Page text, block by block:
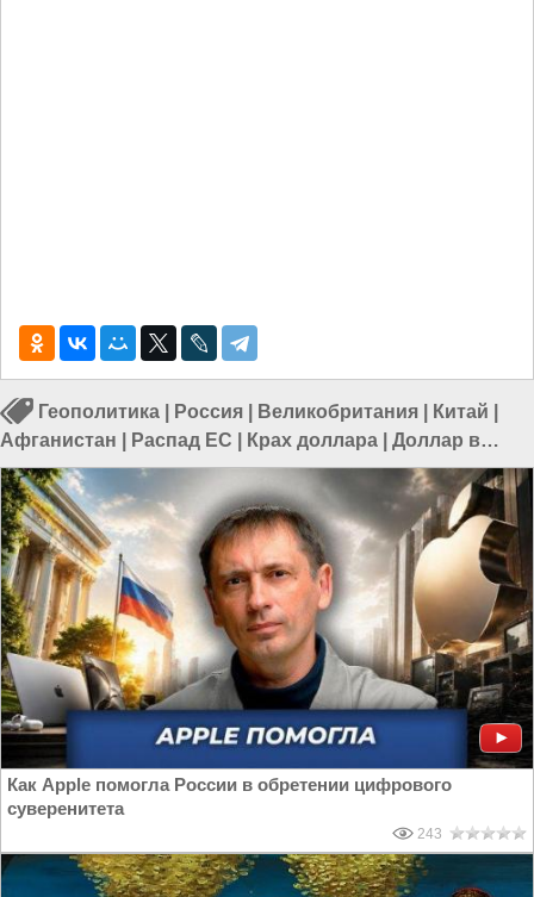
Геополитика Россия Великобритания Китай
Афганистан
Распад ЕС Крах доллара
Доллар в
России
Как Apple помогла России в обретении цифрового
суверенитета
243